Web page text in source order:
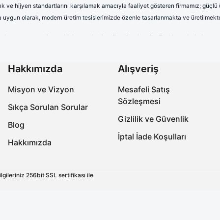
ve hijyen standartlarını karşılamak amacıyla faaliyet gösteren firmamız;
olarak, modern üretim tesislerimizde özenle tasarlanmakta ve
ve dayanıklı kumaşlardan üretilmektedir. Farklı renk, kalıp
saatler boyunca rahat kullanım sağlayan formalarımız, aynı
yüksek kalite standartları gözetilerek üretilmektedir. Nefes
sıra, farklı desen ve tasarımlarla çeşitlendirilen cerrahi boneler,
terlikler, ergonomik tasarımları, ortopedik taban yapıları ve kaymaz
işlevselliğin yanı sıra estetik açıdan da beklentileri karşılamaktadır.
kaliteli ve güvenilir ürünler üreterek, onların meslek hayatlarında
daima öncelik haline getirmektedir.
kaliteli ve güvenilir ürünler üreterek, onların meslek hayatlarında
daima öncelik haline getirmektedir.
yer almaktadır.
Hakkımızda
Misyon ve Vizyon
Sıkça Sorulan Sorular
Blog
Hakkımızda
Alışveriş
Mesafeli Satış
Sözleşmesi
Gizlilik ve Güvenlik
İptal İade Koşulları
256bit SSL sertifikası ile